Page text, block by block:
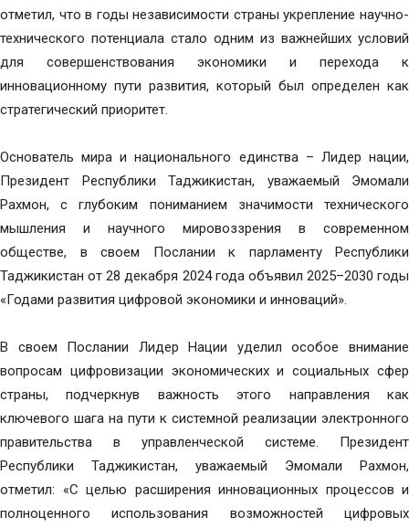
отметил, что в годы независимости страны укрепление научно-
технического потенциала стало одним из важнейших условий
для совершенствования экономики и перехода к
инновационному пути развития, который был определен как
стратегический приоритет.
Основатель мира и национального единства – Лидер нации,
Президент Республики Таджикистан, уважаемый Эмомали
Рахмон, с глубоким пониманием значимости технического
мышления и научного мировоззрения в современном
обществе, в своем Послании к парламенту Республики
Таджикистан от 28 декабря 2024 года объявил 2025–2030 годы
«Годами развития цифровой экономики и инноваций».
В своем Послании Лидер Нации уделил особое внимание
вопросам цифровизации экономических и социальных сфер
страны, подчеркнув важность этого направления как
ключевого шага на пути к системной реализации электронного
правительства в управленческой системе. Президент
Республики Таджикистан, уважаемый Эмомали Рахмон,
отметил: «С целью расширения инновационных процессов и
полноценного использования возможностей цифровых